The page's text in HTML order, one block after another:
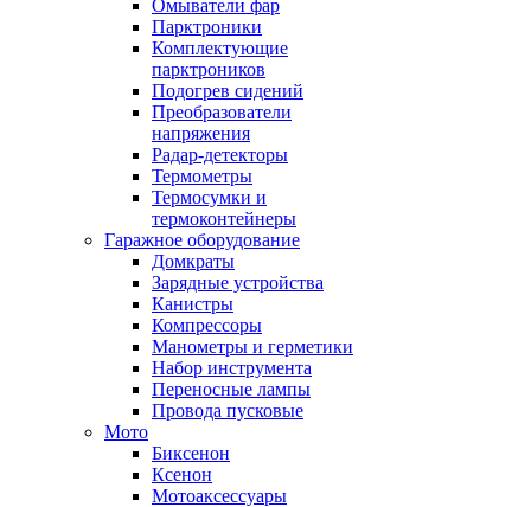
Омыватели фар
Парктроники
Комплектующие
парктроников
Подогрев сидений
Преобразователи
напряжения
Радар-детекторы
Термометры
Термосумки и
термоконтейнеры
Гаражное оборудование
Домкраты
Зарядные устройства
Канистры
Компрессоры
Манометры и герметики
Набор инструмента
Переносные лампы
Провода пусковые
Мото
Биксенон
Ксенон
Мотоаксессуары